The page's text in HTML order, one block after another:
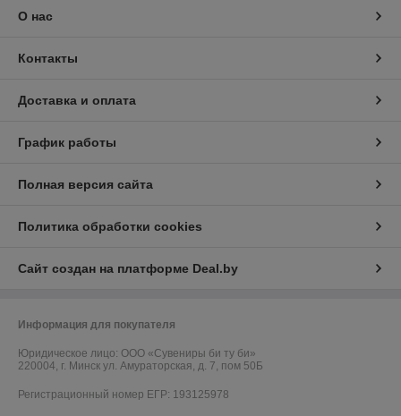
О нас
Контакты
Доставка и оплата
График работы
Полная версия сайта
Политика обработки cookies
Сайт создан на платформе Deal.by
Информация для покупателя
Юридическое лицо: ООО «Сувениры би ту би»
220004, г. Минск ул. Амураторская, д. 7, пом 50Б
Регистрационный номер ЕГР: 193125978